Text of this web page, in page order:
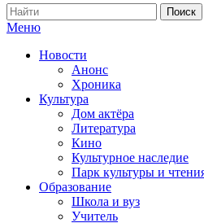
Меню
Новости
Анонс
Хроника
Культура
Дом актёра
Литература
Кино
Культурное наследие
Парк культуры и
Образование
Школа и вуз
Учитель